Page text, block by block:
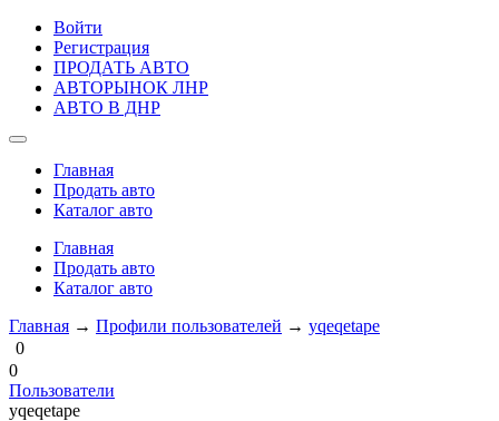
Войти
Регистрация
ПРОДАТЬ АВТО
АВТОРЫНОК ЛНР
АВТО В ДНР
Главная
Продать авто
Каталог авто
Главная
Продать авто
Каталог авто
Главная → Профили пользователей → yqeqetape
0
0
Пользователи
yqeqetape